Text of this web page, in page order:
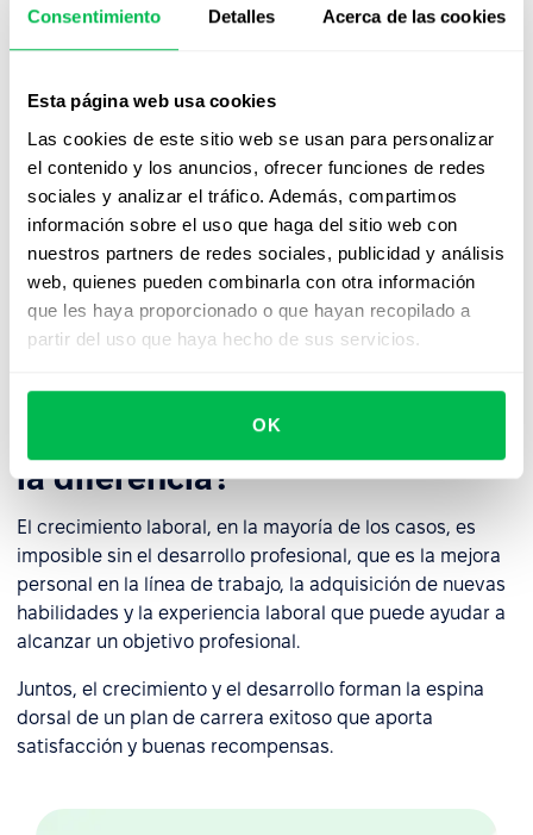
Consentimiento Detalles Acerca de las cookies
Esta página web usa cookies
Las cookies de este sitio web se usan para personalizar
el contenido y los anuncios, ofrecer funciones de redes
sociales y analizar el tráfico. Además, compartimos
información sobre el uso que haga del sitio web con
nuestros partners de redes sociales, publicidad y análisis
web, quienes pueden combinarla con otra información
que les haya proporcionado o que hayan recopilado a
partir del uso que haya hecho de sus servicios.
OK
profundizar en las competencias y ampliar la
horizontal:
Aumento de sueldo
Desarrollo profesional
Menor área de responsabilidad que en el crecimiento
vertical.
Crecimiento laboral y
desarrollo profesional: ¿Cuál es
la diferencia?
El crecimiento laboral, en la mayoría de los casos, es
imposible sin el desarrollo profesional, que es la mejora
personal en la línea de trabajo, la adquisición de nuevas
habilidades y la experiencia laboral que puede ayudar a
alcanzar un objetivo profesional.
Juntos, el crecimiento y el desarrollo forman la espina
dorsal de un plan de carrera exitoso que aporta
satisfacción y buenas recompensas.